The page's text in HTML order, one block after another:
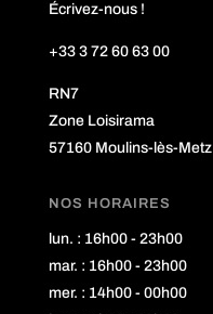
Écrivez-nous !
+33 3 72 60 63 00
RN7
Zone Loisirama
57160 Moulins-lès-Metz
NOS HORAIRES
lun. : 16h00 - 23h00
mar. : 16h00 - 23h00
mer. : 14h00 - 00h00